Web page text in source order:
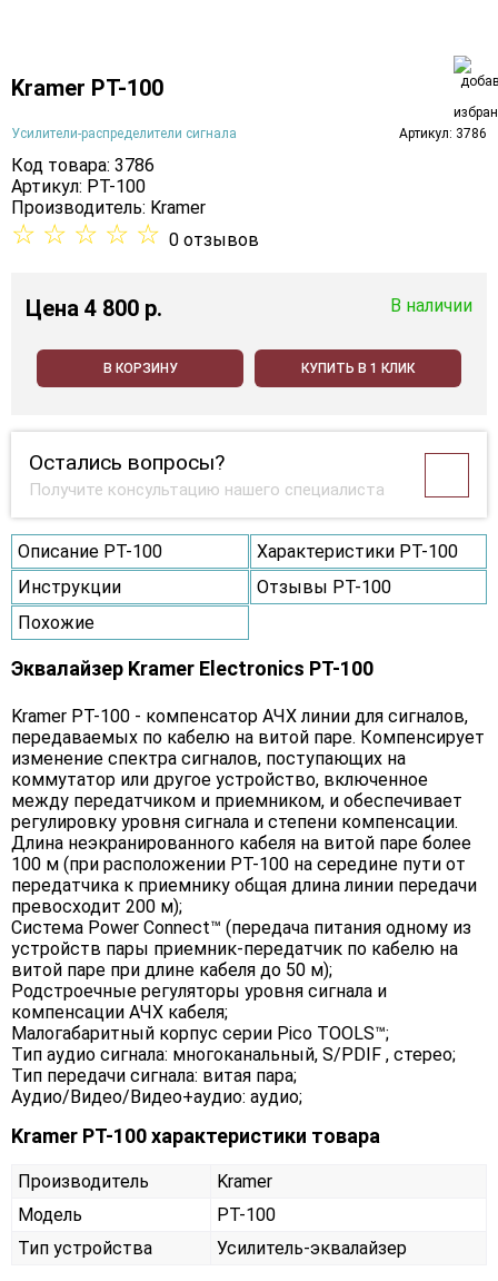
Kramer PT-100
Усилители-распределители сигнала Артикул: 3786
Код товара: 3786
Артикул: PT-100
Производитель: Kramer
☆ ☆ ☆ ☆ ☆ 0 отзывов
Цена 4 800 p. В наличии
В КОРЗИНУ КУПИТЬ В 1 КЛИК
Остались вопросы?
Получите консультацию нашего специалиста
Описание PT-100
Характеристики PT-100
Инструкции
Отзывы PT-100
Похожие
Эквалайзер Kramer Electronics PT-100
Kramer PT-100 - компенсатор АЧХ линии для сигналов,
передаваемых по кабелю на витой паре. Компенсирует
изменение спектра сигналов, поступающих на
коммутатор или другое устройство, включенное
между передатчиком и приемником, и обеспечивает
регулировку уровня сигнала и степени компенсации.
Длина неэкранированного кабеля на витой паре более
100 м (при расположении PT-100 на середине пути от
передатчика к приемнику общая длина линии передачи
превосходит 200 м);
Система Power Connect™ (передача питания одному из
устройств пары приемник-передатчик по кабелю на
витой паре при длине кабеля до 50 м);
Родстроечные регуляторы уровня сигнала и
компенсации АЧХ кабеля;
Малогабаритный корпус серии Pico TOOLS™;
Тип аудио сигнала: многоканальный, S/PDIF , стерео;
Тип передачи сигнала: витая пара;
Аудио/Видео/Видео+аудио: аудио;
Kramer PT-100 характеристики товара
Производитель
Kramer
Модель
PT-100
Тип устройства
Усилитель-эквалайзер